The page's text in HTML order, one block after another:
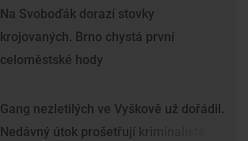
Na Svoboďák dorazí stovky
krojovaných. Brno chystá první
celoměstské hody
Gang nezletilých ve Vyškově už dořádil.
Nedávný útok prošetřují kriminalisté